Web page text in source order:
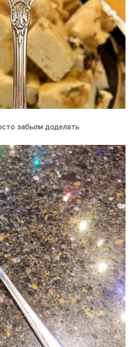
забыли доделать